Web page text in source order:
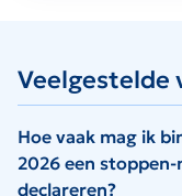
Veelgestelde
Hoe vaak mag ik
2026 een
declareren?